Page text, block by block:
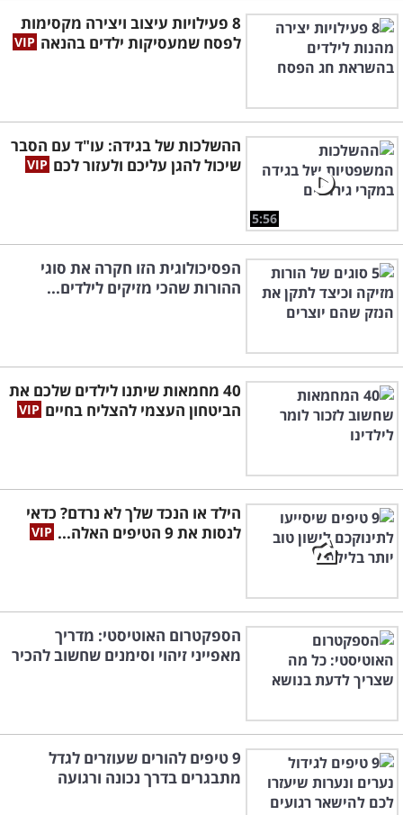
8 פעילויות עיצוב ויצירה מקסימות
לפסח שמעסיקות ילדים בהנאה
5:56
ההשלכות של בגידה: עו"ד עם הסבר
שיכול להגן עליכם ולעזור לכם
הפסיכולוגית הזו חקרה את סוגי
ההורות שהכי מזיקים לילדים...
40 מחמאות שיתנו לילדים שלכם את
הביטחון העצמי להצליח בחיים
הילד או הנכד שלך לא נרדם? כדאי
לנסות את 9 הטיפים האלה...
הספקטרום האוטיסטי: מדריך
מאפייני זיהוי וסימנים שחשוב להכיר
9 טיפים להורים שעוזרים לגדל
מתבגרים בדרך נכונה ורגועה